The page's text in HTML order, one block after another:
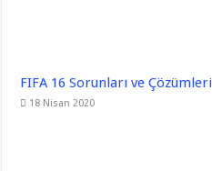
FIFA 16 Sorunları ve Çözümleri
18 Nisan 2020